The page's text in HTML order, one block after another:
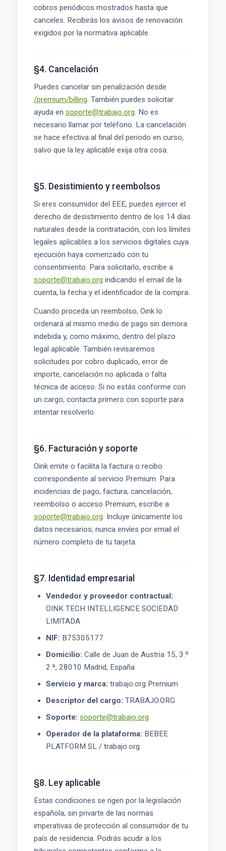
cobros periódicos mostrados hasta que
canceles. Recibirás los avisos de renovación
exigidos por la normativa aplicable.
§4. Cancelación
Puedes cancelar sin penalización desde
/premium/billing. También puedes solicitar
ayuda en soporte@trabajo.org. No es
necesario llamar por teléfono. La cancelación
se hace efectiva al final del periodo en curso,
salvo que la ley aplicable exija otra cosa.
§5. Desistimiento y reembolsos
Si eres consumidor del EEE, puedes ejercer el
derecho de desistimiento dentro de los 14 días
naturales desde la contratación, con los límites
legales aplicables a los servicios digitales cuya
ejecución haya comenzado con tu
consentimiento. Para solicitarlo, escribe a
soporte@trabajo.org indicando el email de la
cuenta, la fecha y el identificador de la compra.
Cuando proceda un reembolso, Oink lo
ordenará al mismo medio de pago sin demora
indebida y, como máximo, dentro del plazo
legal aplicable. También revisaremos
solicitudes por cobro duplicado, error de
importe, cancelación no aplicada o falta
técnica de acceso. Si no estás conforme con
un cargo, contacta primero con soporte para
intentar resolverlo.
§6. Facturación y soporte
Oink emite o facilita la factura o recibo
correspondiente al servicio Premium. Para
incidencias de pago, factura, cancelación,
reembolso o acceso Premium, escribe a
soporte@trabajo.org. Incluye únicamente los
datos necesarios; nunca envíes por email el
número completo de tu tarjeta.
§7. Identidad empresarial
Vendedor y proveedor contractual:
OINK TECH INTELLIGENCE SOCIEDAD
LIMITADA
NIF: B75305177
Domicilio: Calle de Juan de Austria 15, 3.º
2.ª, 28010 Madrid, España
Servicio y marca: trabajo.org Premium
Descriptor del cargo: TRABAJO.ORG
Soporte: soporte@trabajo.org
Operador de la plataforma: BEBEE
PLATFORM SL / trabajo.org
§8. Ley aplicable
Estas condiciones se rigen por la legislación
española, sin privarte de las normas
imperativas de protección al consumidor de tu
país de residencia. Podrás acudir a los